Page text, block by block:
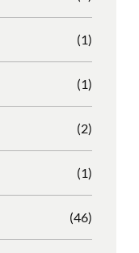
(1)
(1)
(2)
(1)
(46)